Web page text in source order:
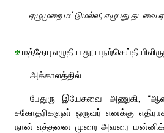
ஏழுமுறை மட்டுமல்ல; எழுபது தடவை
✠மத்தேயு எழுதிய தூய
அக்காலத்தில்
பேதுரு இயேசுவை அணுகி,
சகோதரிகளுள் ஒருவர் எனக்கு
நான் எத்தனை முறை அவரை